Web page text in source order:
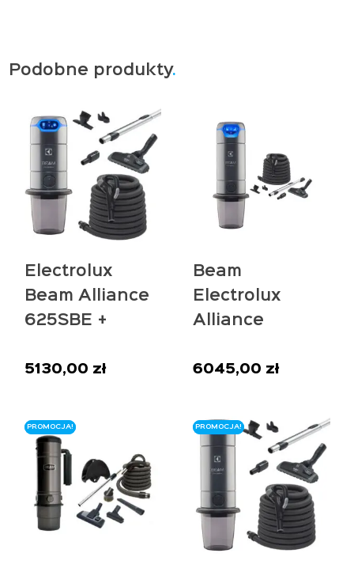
Podobne produkty
Electrolux
Beam Alliance
625SBE +
One 9m
5130,00 zł
Beam
Electrolux
Alliance
zestaw
in One 10,5m
6045,00 zł
PROMOCJA!
PROMOCJA! PROMOCJA!
PROMOCJA!